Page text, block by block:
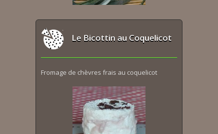
Le Bicottin au Coquelicot
Fromage de chèvres frais au coquelicot